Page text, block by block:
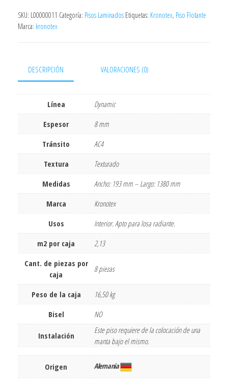
SKU: L00000011 Categoría: Pisos Laminados Etiquetas: Kronotex, Piso Flotante
Marca: kronotex
DESCRIPCIÓN VALORACIONES (0)
Línea
Dynamic
Espesor
8 mm
Tránsito
AC4
Textura
Texturado
Medidas
Ancho: 193 mm – Largo: 1380 mm
Marca
Kronotex
Usos
Interior. Apto para losa radiante.
m2 por caja
2,13
Cant. de piezas por
caja
8 piezas
Peso de la caja
16,50 kg
Bisel
NO
Instalación
Este piso requiere de la colocación de una
manta bajo el mismo.
Origen Alemania